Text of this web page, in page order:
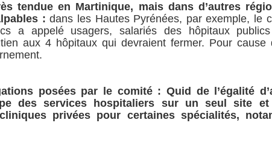
tendue en Martinique, mais dans d’autres
: dans les Hautes Pyrénées, par exemple, le
a appelé usagers, salariés des hôpitaux
aux 4 hôpitaux qui devraient fermer. Pour cause
posées par le comité : Quid de l’égalité
des services hospitaliers sur un seul site et
cliniques privées pour certaines spécialités,